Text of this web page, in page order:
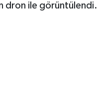
dron ile görüntülendi.